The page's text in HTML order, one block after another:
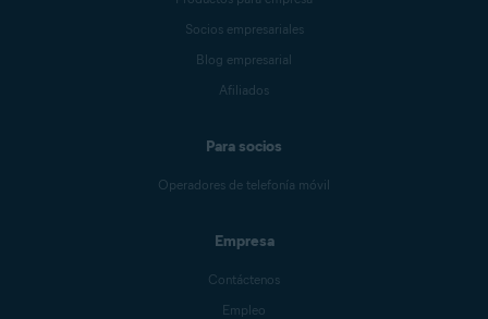
Socios empresariales
Blog empresarial
Afiliados
Para socios
Operadores de telefonía móvil
Empresa
Contáctenos
Empleo